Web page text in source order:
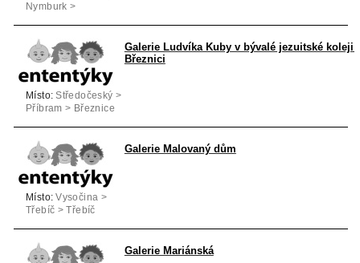
Nymburk >
Galerie Ludvíka Kuby v bývalé jezuitské koleji
Březnici
Místo: Středočeský >
Příbram > Březnice
Galerie Malovaný dům
Místo: Vysočina >
Třebíč > Třebíč
Galerie Mariánská